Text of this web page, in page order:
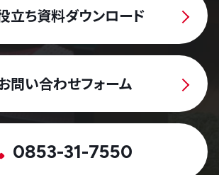
立ち資料ダウンロード
問い合わせフォーム
0853-31-7550